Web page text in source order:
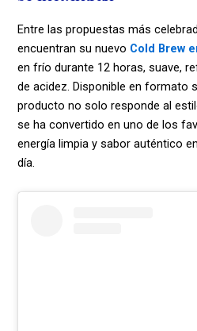
Entre las propuestas más
encuentran su nuevo Cold Brew
en frío durante 12 horas, suave,
de acidez. Disponible en formato
producto no solo responde al
se ha convertido en uno de los
energía limpia y sabor auténtico
día.